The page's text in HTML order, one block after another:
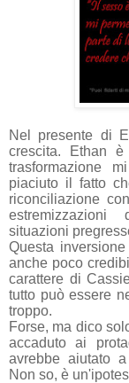
Nel presente di
crescita. Ethan è
trasformazione
piaciuto il fatto
riconciliazione
estremizzazioni
situazioni
Questa
anche poco
carattere di
tutto può essere
troppo.
Forse, ma dico
accaduto ai
avrebbe aiutato
Non so, è